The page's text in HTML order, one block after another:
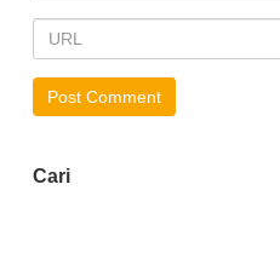
Cari